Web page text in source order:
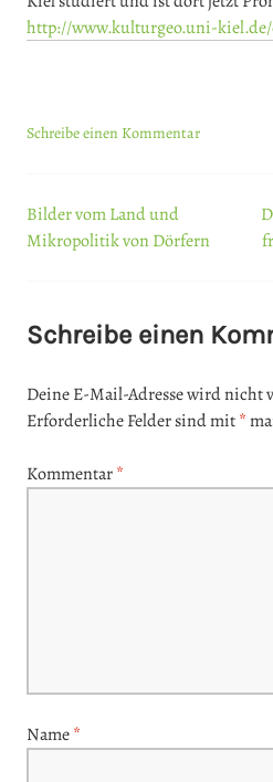
http://www.kulturgeo.uni-
Schreibe einen Kommentar
Beitrags-
Bilder vom Land und
Mikropolitik von Dörfern
Schreibe einen
Deine E-Mail-Adresse wird nicht
Erforderliche Felder sind mit*
Kommentar*
Name*